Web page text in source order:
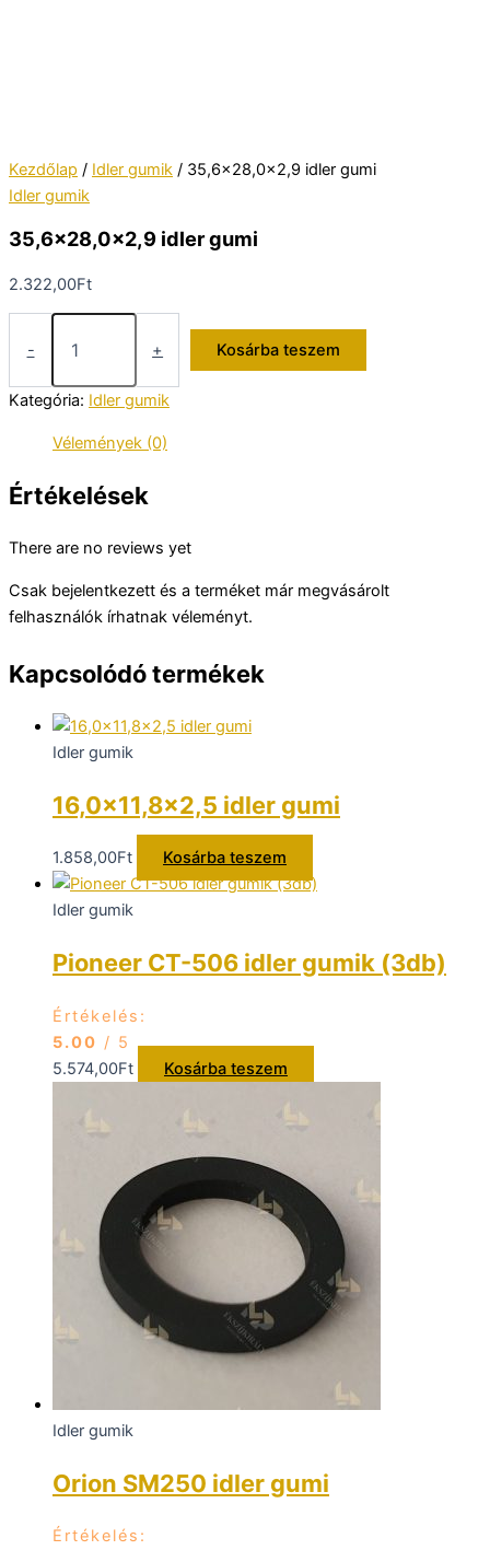
Kezdőlap / Idler gumik / 35,6×28,0x2,9 idler gumi
Idler gumik
35,6×28,0x2,9 idler gumi
2.322,00Ft
-
35,6x28,0x2,9
mennyiség
+ Kosárba teszem
Kategória: Idler gumik
Vélemények (0)
Értékelések
There are no reviews yet
Csak bejelentkezett és a terméket már megvásárolt
felhasználók írhatnak véleményt.
Kapcsolódó termékek
Idler gumik
16,0×11,8×2,5 idler gumi
1.858,00Ft Kosárba teszem
Idler gumik
Pioneer CT-506 idler gumik (3db)
Értékelés:
5.00 / 5
5.574,00Ft Kosárba teszem
Idler gumik
Orion SM250 idler gumi
Értékelés: